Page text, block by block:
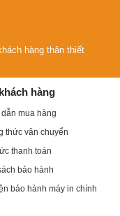
hàng thân thiết
hàng
mua hàng
thức vận chuyển
thanh toán
bảo hành
bảo hành máy in chính